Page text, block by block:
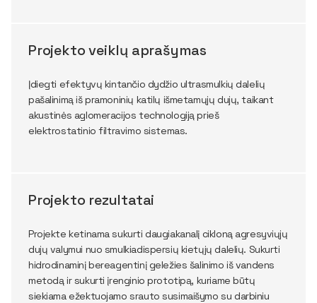
Projekto veiklų aprašymas
Įdiegti efektyvų kintančio dydžio ultrasmulkių dalelių
pašalinimą iš pramoninių katilų išmetamųjų dujų, taikant
akustinės aglomeracijos technologiją prieš
elektrostatinio filtravimo sistemas.
Projekto rezultatai
Projekte ketinama sukurti daugiakanalį cikloną agresyviųjų
dujų valymui nuo smulkiadispersių kietųjų dalelių. Sukurti
hidrodinaminį bereagentinį geležies šalinimo iš vandens
metodą ir sukurti įrenginio prototipą, kuriame būtų
siekiama ežektuojamo srauto susimaišymo su darbiniu